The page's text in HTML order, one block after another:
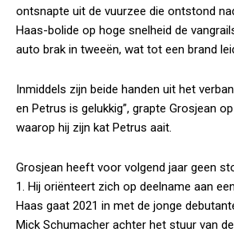
ontsnapte uit de vuurzee die ontstond
Haas-bolide op hoge snelheid de
auto brak in tweeën, wat tot een brand
Inmiddels zijn beide handen uit het
en Petrus is gelukkig”, grapte Grosjean
waarop hij zijn kat Petrus aait.
Grosjean heeft voor volgend jaar geen
1. Hij oriënteert zich op deelname aan
Haas gaat 2021 in met de jonge
Mick Schumacher achter het stuur van